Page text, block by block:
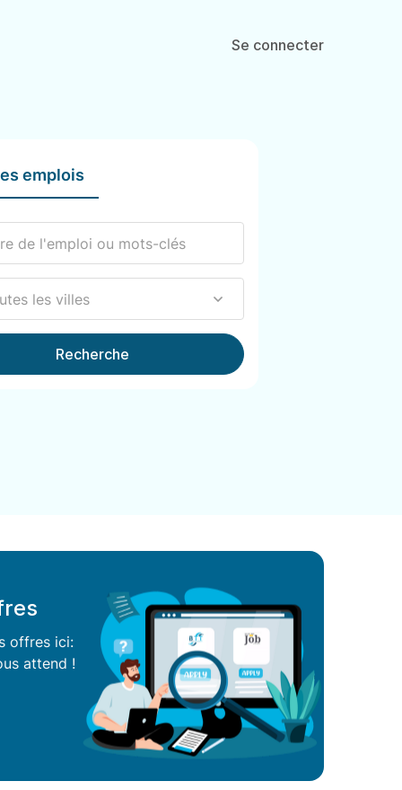
Se connecter
emplois
Recherche
offres ici:
attend !